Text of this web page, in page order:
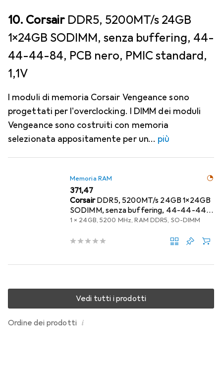
10. CorsairDDR5, 5200MT/s 24GB
1x24GB SODIMM, senza buffering, 44-
44-44-84, PCB nero, PMIC standard,
1,1V
I moduli di memoria Corsair Vengeance sono
progettati per l'overclocking. I DIMM dei moduli
Vengeance sono costruiti con memoria
selezionata appositamente per un
più
Memoria RAM
EUR
371,47
Corsair DDR5, 5200MT/s 24GB 1x24GB
SODIMM, senza buffering, 44-44-44-
84, PCB nero, PMIC standard, 1,1V
1 x 24GB, 5200 MHz, RAM DDR5, SO-DIMM
Ordine dei prodotti i
Vedi tutti i prodotti